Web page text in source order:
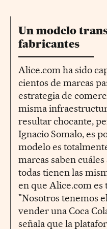
Un modelo
fabricantes
Alice.com ha sido
cientos de marcas
estrategia de
misma
resultar chocante,
Ignacio Somalo, es
modelo es
marcas saben
todas tienen las
en que Alice.com
"Nosotros tenemos
vender una Coca
señala que la